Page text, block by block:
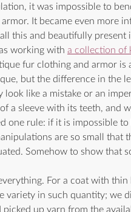
it was impossible to
It became even more
this and beautifully present
working with a collection of
fur clothing and armor is
but the difference in the
look like a mistake or an
a sleeve with its teeth, and
one rule: if it is impossible
are so small that
Somehow to show that
For a coat with
variety in such quantity; we
up yarn from the